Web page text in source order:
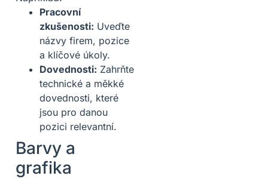
Pracovní
zkušenosti: Uveďte
názvy firem, pozice
a klíčové úkoly.
Dovednosti: Zahrňte
technické a měkké
dovednosti, které
jsou pro danou
pozici relevantní.
Barvy a
grafika